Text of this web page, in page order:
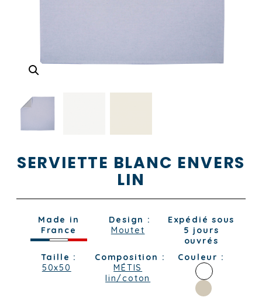
SERVIETTE BLANC ENVERS
LIN
Made in
France
Design :
Moutet
Expédié sous
5 jours
ouvrés
Taille :
50x50
Composition :
MÉTIS
lin/coton
Couleur :